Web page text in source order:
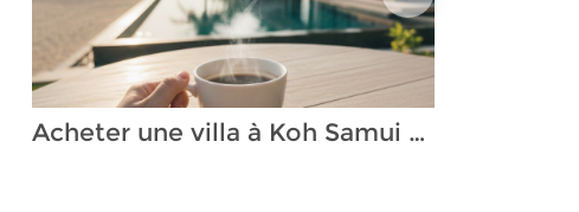
Acheter une villa à Koh Samui quand on est Français